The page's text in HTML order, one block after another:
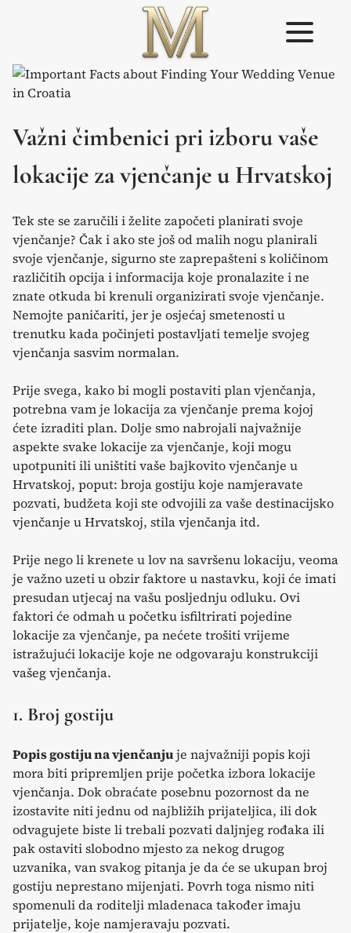
Flammeum
Važni čimbenici pri izboru vaše
lokacije za vjenčanje u Hrvatskoj
Tek ste se zaručili i želite započeti planirati svoje
vjenčanje? Čak i ako ste još od malih nogu planirali
svoje vjenčanje, sigurno ste zaprepašteni s količinom
različitih opcija i informacija koje pronalazite i ne
znate otkuda bi krenuli organizirati svoje vjenčanje.
Nemojte paničariti, jer je osjećaj smetenosti u
trenutku kada počinjeti postavljati temelje svojeg
vjenčanja sasvim normalan.
Prije svega, kako bi mogli postaviti plan vjenčanja,
potrebna vam je lokacija za vjenčanje prema kojoj
ćete izraditi plan. Dolje smo nabrojali najvažnije
aspekte svake lokacije za vjenčanje, koji mogu
upotpuniti ili uništiti vaše bajkovito vjenčanje u
Hrvatskoj, poput: broja gostiju koje namjeravate
pozvati, budžeta koji ste odvojili za vaše destinacijsko
vjenčanje u Hrvatskoj, stila vjenčanja itd.
Prije nego li krenete u lov na savršenu lokaciju, veoma
je važno uzeti u obzir faktore u nastavku, koji će imati
presudan utjecaj na vašu posljednju odluku. Ovi
faktori će odmah u početku isfiltrirati pojedine
lokacije za vjenčanje, pa nećete trošiti vrijeme
istražujući lokacije koje ne odgovaraju konstrukciji
vašeg vjenčanja.
1. Broj gostiju
Popis gostiju na vjenčanjuje najvažniji popis koji
mora biti pripremljen prije početka izbora lokacije
vjenčanja. Dok obraćate posebnu pozornost da ne
izostavite niti jednu od najbližih prijateljica, ili dok
odvagujete biste li trebali pozvati daljnjeg rođaka ili
pak ostaviti slobodno mjesto za nekog drugog
uzvanika, van svakog pitanja je da će se ukupan broj
gostiju neprestano mijenjati. Povrh toga nismo niti
spomenuli da roditelji mladenaca također imaju
prijatelje, koje namjeravaju pozvati.